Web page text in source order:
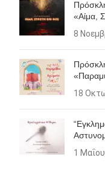
«Αίμα,
8
18
1